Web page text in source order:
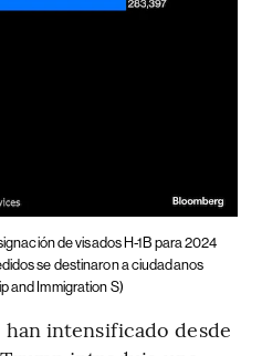
de visados H-1B para 2024
se destinaron a ciudadanos
and Immigration S)
intensificado desde